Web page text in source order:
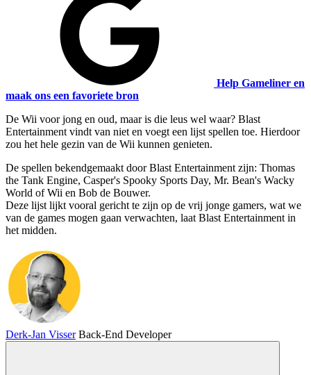
Help Gameliner en
maak ons een favoriete bron
De Wii voor jong en oud, maar is die leus wel waar? Blast
Entertainment vindt van niet en voegt een lijst spellen toe. Hierdoor
zou het hele gezin van de Wii kunnen genieten.
De spellen bekendgemaakt door Blast Entertainment zijn: Thomas
the Tank Engine, Casper's Spooky Sports Day, Mr. Bean's Wacky
World of Wii en Bob de Bouwer.
Deze lijst lijkt vooral gericht te zijn op de vrij jonge gamers, wat we
van de games mogen gaan verwachten, laat Blast Entertainment in
het midden.
Derk-Jan Visser Back-End Developer